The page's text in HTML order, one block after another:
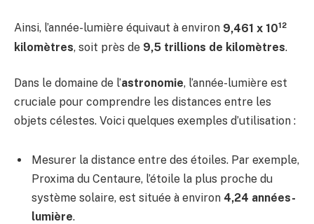
Ainsi, l’année-lumière équivaut à environ 9,461 x 1012
kilomètres, soit près de 9,5 trillions de kilomètres.
Dans le domaine de l’astronomie, l’année-lumière est
cruciale pour comprendre les distances entre les
objets célestes. Voici quelques exemples d’utilisation :
Mesurer la distance entre des étoiles. Par exemple,
Proxima du Centaure, l’étoile la plus proche du
système solaire, est située à environ 4,24 années-
lumière.